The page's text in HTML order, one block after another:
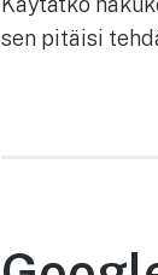
sen pitäisi